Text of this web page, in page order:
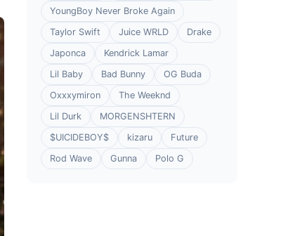
YoungBoy Never Broke Again
Taylor Swift
Juice WRLD
Drake
Japonca
Kendrick Lamar
Lil Baby
Bad Bunny
OG Buda
Oxxxymiron
The Weeknd
Lil Durk
MORGENSHTERN
$UICIDEBOY$
kizaru
Future
Rod Wave
Gunna Polo G